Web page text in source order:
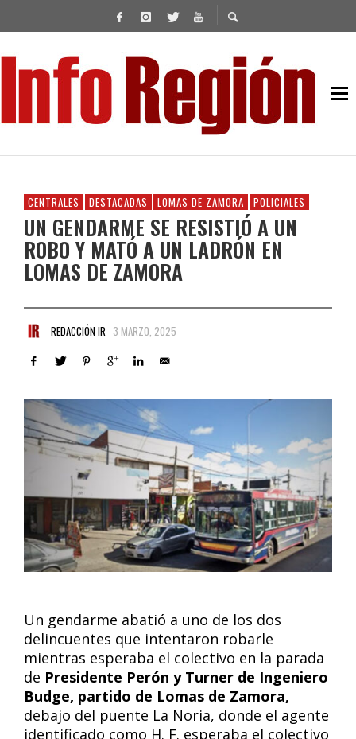
CENTRALES DESTACADAS LOMAS DE ZAMORA POLICIALES
UN GENDARME SE RESISTIÓ A UN
ROBO Y MATÓ A UN LADRÓN EN
LOMAS DE ZAMORA
REDACCIÓN IR 3 MARZO, 2025
Un gendarme abatió a uno de los dos
delincuentes que intentaron robarle
mientras esperaba el colectivo en la parada
de Presidente Perón y Turner de Ingeniero
Budge, partido de Lomas de Zamora,
debajo del puente La Noria, donde el agente
identificado como H. F. esperaba el colectivo